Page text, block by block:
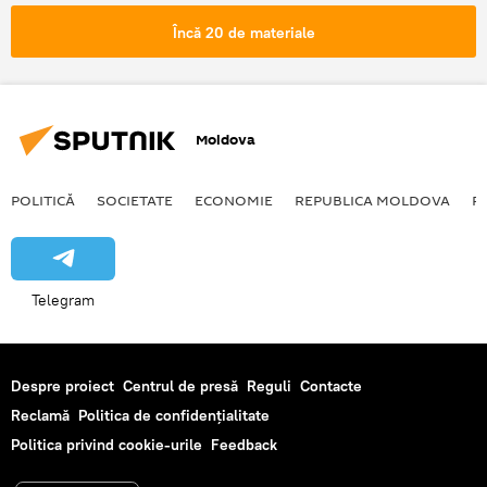
Încă 20 de materiale
Moldova
POLITICĂ SOCIETATE ECONOMIE REPUBLICA MOLDOVA
Telegram
Despre proiect Centrul de presă Reguli Contacte
Reclamă Politica de confidențialitate
Politica privind cookie-urile Feedback